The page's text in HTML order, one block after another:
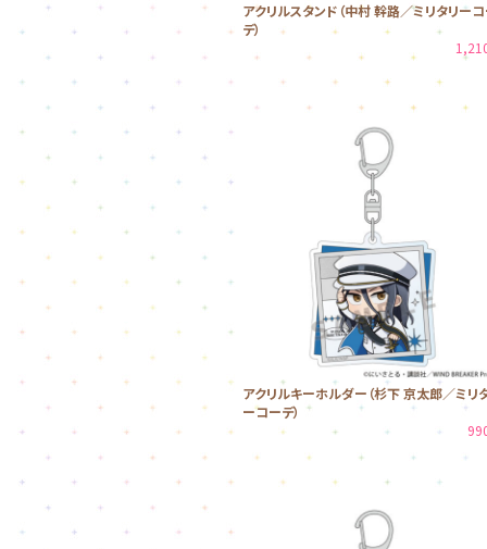
アクリルスタンド（中村 幹路／ミリタリー
デ）
アクリルキーホルダー（杉下 京太郎／ミリ
ーコーデ）